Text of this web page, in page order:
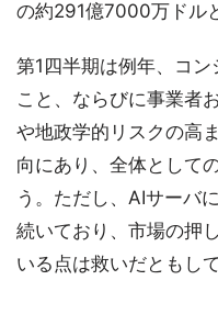
の約291億7000万ドル
第1四半期は例年、コ
こと、ならびに事業者
や地政学的リスクの高
向にあり、全体として
う。ただし、AIサーバ
続いており、市場の押
いる点は救いだともして